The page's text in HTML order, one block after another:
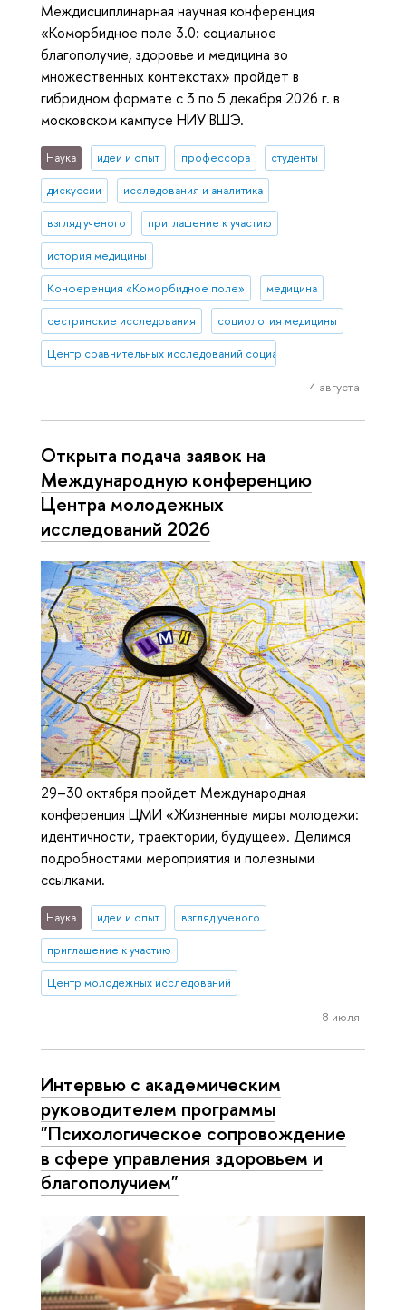
Междисциплинарная научная конференция
«Коморбидное поле 3.0: социальное
благополучие, здоровье и медицина во
множественных контекстах» пройдет в
гибридном формате с 3 по 5 декабря 2026 г. в
московском кампусе НИУ ВШЭ.
Наука идеи и опыт профессора студенты
дискуссии исследования и аналитика
взгляд ученого приглашение к участию
история медицины
Конференция «Коморбидное поле» медицина
сестринские исследования социология медицины
Центр сравнительных исследований социального благополучия
4 августа
Открыта подача заявок на
Международную конференцию
Центра молодежных
исследований 2026
29–30 октября пройдет Международная
конференция ЦМИ «Жизненные миры молодежи:
идентичности, траектории, будущее». Делимся
подробностями мероприятия и полезными
ссылками.
Наука идеи и опыт взгляд ученого
приглашение к участию
Центр молодежных исследований
8 июля
Интервью с академическим
руководителем программы
"Психологическое сопровождение
в сфере управления здоровьем и
благополучием"